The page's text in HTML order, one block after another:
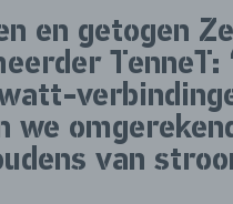
en getogen
we
van